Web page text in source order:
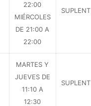
22:00
MIÉRCOLES
DE 21:00 A
22:00
MARTES Y
JUEVES DE
11:10 A
12:30